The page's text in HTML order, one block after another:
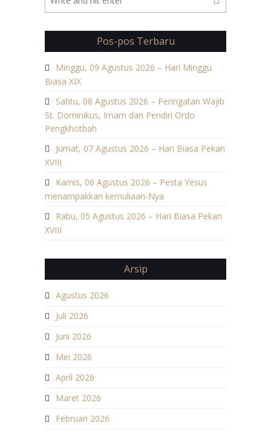
Pos-pos Terbaru
Minggu, 09 Agustus 2026 – Hari Minggu
Biasa XIX
Sabtu, 08 Agustus 2026 – Peringatan Wajib
St. Dominikus, Imam dan Pendiri Ordo
Pengkhotbah
Jumat, 07 Agustus 2026 – Hari Biasa Pekan
XVIII
Kamis, 06 Agustus 2026 – Pesta Yesus
menampakkan kemuliaan-Nya
Rabu, 05 Agustus 2026 – Hari Biasa Pekan
XVIII
Arsip
Agustus 2026
Juli 2026
Juni 2026
Mei 2026
April 2026
Maret 2026
Februari 2026